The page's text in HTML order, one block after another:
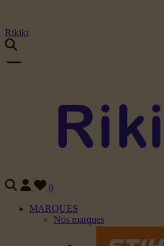
Rikiki
0
MARQUES
Nos marques